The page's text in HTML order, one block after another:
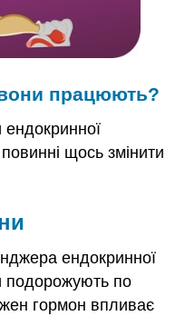
працюють?
щось змінити
ендокринної
подорожують по
гормон впливає